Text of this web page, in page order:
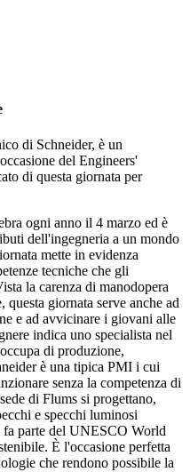
di Schneider, è un
del Engineers'
di questa giornata per
ogni anno il 4 marzo ed è
dell'ingegneria a un mondo
mette in evidenza
tecniche che gli
la carenza di manodopera
giornata serve anche ad
e ad avvicinare i giovani alle
indica uno specialista nel
di produzione,
è una tipica PMI i cui
senza la competenza di
di Flums si progettano,
e specchi luminosi
parte del UNESCO World
È l'occasione perfetta
che rendono possibile la